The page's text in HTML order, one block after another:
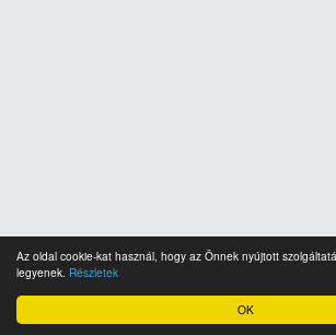
OK
Az oldal cookie-kat használ, hogy az Önnek nyújtott
legyenek. Részletek